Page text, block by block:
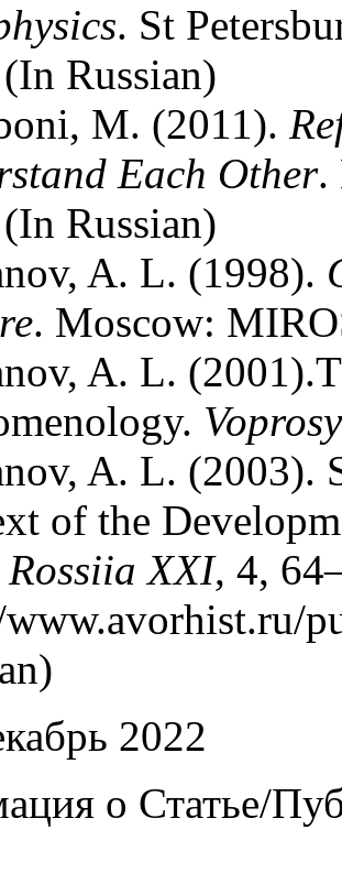
. St
Russian)
M. (2011).
Each Other.
Russian)
A. L. (1998).
. Moscow:
A. L.
A. L. (2003).
of the
Rossiia XXI, 4,
2022
о Статье/